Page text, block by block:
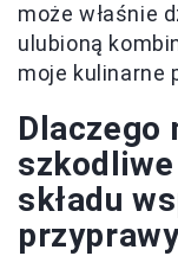
może właśnie
ulubioną
moje kulinarne
Dlaczego
składu